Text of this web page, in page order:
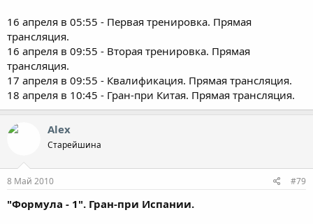
16 апреля в 05:55 - Первая тренировка. Прямая
трансляция.
16 апреля в 09:55 - Вторая тренировка. Прямая
трансляция.
17 апреля в 09:55 - Квалификация. Прямая трансляция.
18 апреля в 10:45 - Гран-при Китая. Прямая трансляция.
Alex
Старейшина
8 Май 2010 #79
"Формула - 1". Гран-при Испании.